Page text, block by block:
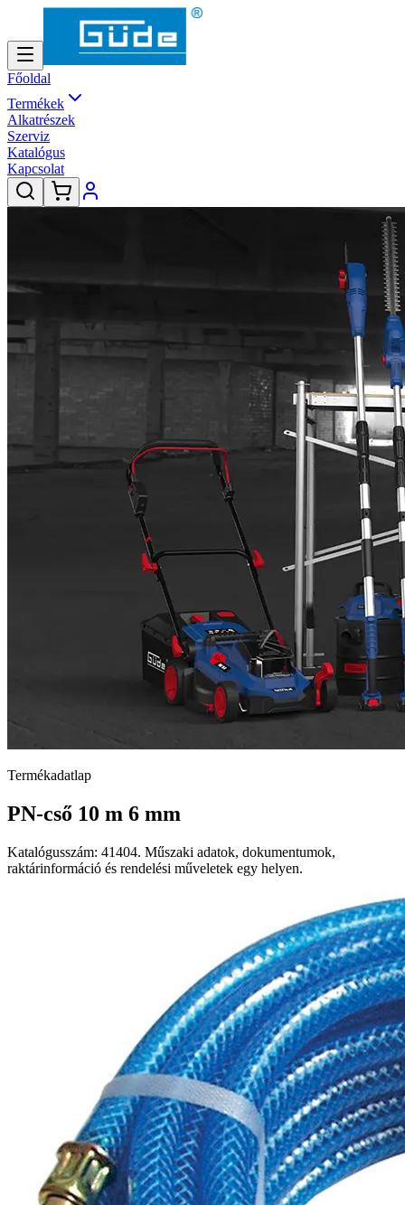
Főoldal
Termékek
Alkatrészek
Szerviz
Katalógus
Kapcsolat
Termékadatlap
PN-cső 10 m 6 mm
Katalógusszám: 41404. Műszaki adatok, dokumentumok,
raktárinformáció és rendelési műveletek egy helyen.